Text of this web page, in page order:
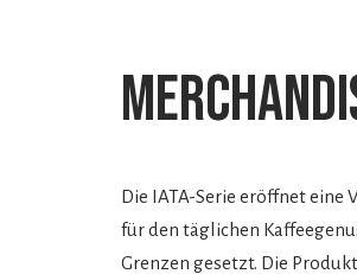
Die IATA-Serie eröffnet
für den täglichen
Grenzen gesetzt. Die